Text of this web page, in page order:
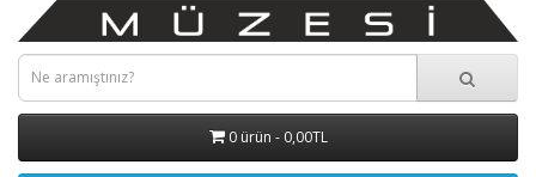
0 ürün - 0,00TL